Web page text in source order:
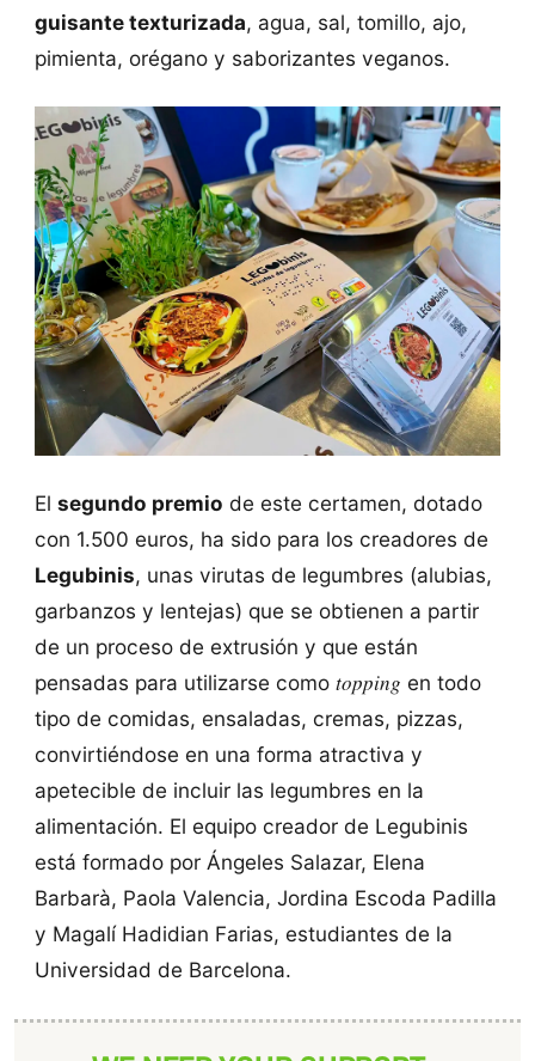
guisante texturizada, agua, sal, tomillo, ajo,
pimienta, orégano y saborizantes veganos.
El segundo premio de este certamen, dotado
con 1.500 euros, ha sido para los creadores de
Legubinis, unas virutas de legumbres (alubias,
garbanzos y lentejas) que se obtienen a partir
de un proceso de extrusión y que están
pensadas para utilizarse como topping en todo
tipo de comidas, ensaladas, cremas, pizzas,
convirtiéndose en una forma atractiva y
apetecible de incluir las legumbres en la
alimentación. El equipo creador de Legubinis
está formado por Ángeles Salazar, Elena
Barbarà, Paola Valencia, Jordina Escoda Padilla
y Magalí Hadidian Farias, estudiantes de la
Universidad de Barcelona.